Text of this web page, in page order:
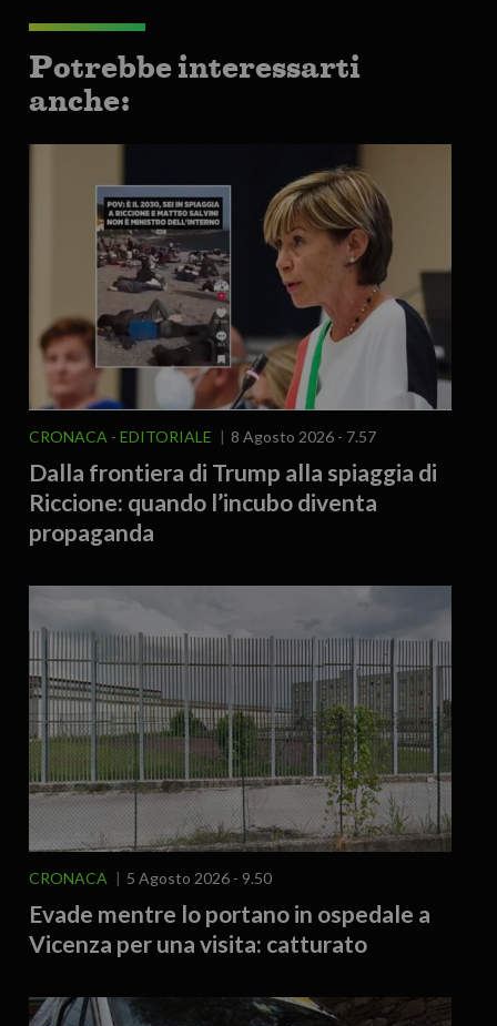
Potrebbe interessarti
anche:
CRONACA EDITORIALE 8 Agosto 2026 - 7.57
Dalla frontiera di Trump alla spiaggia di
Riccione: quando l’incubo diventa
propaganda
CRONACA 5 Agosto 2026 - 9.50
Evade mentre lo portano in ospedale a
Vicenza per una visita: catturato